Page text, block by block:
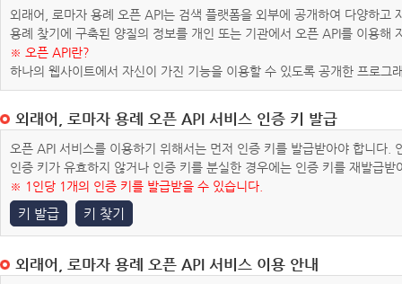
외래어, 로마자 용례 오픈 API는 검색 플랫폼을 외부에 공개하여 다양하
용례 찾기에 구축된 양질의 정보를 개인 또는 기관에서 오픈 API를 이용해
※ 오픈 API란?
하나의 웹사이트에서 자신이 가진 기능을 이용할 수 있도록 공개한 프로그
외래어, 로마자 용례 오픈 API 서비스 인증 키 발급
오픈 API 서비스를 이용하기 위해서는 먼저 인증 키를 발급받아야 합니다
인증 키가 유효하지 않거나 인증 키를 분실한 경우에는 인증 키를 재발급받
※ 1인당 1개의 인증 키를 발급받을 수 있습니다.
키 발급 키 찾기
외래어, 로마자 용례 오픈 API 서비스 이용 안내